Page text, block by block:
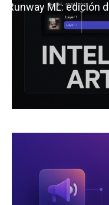
Runway ML: edición